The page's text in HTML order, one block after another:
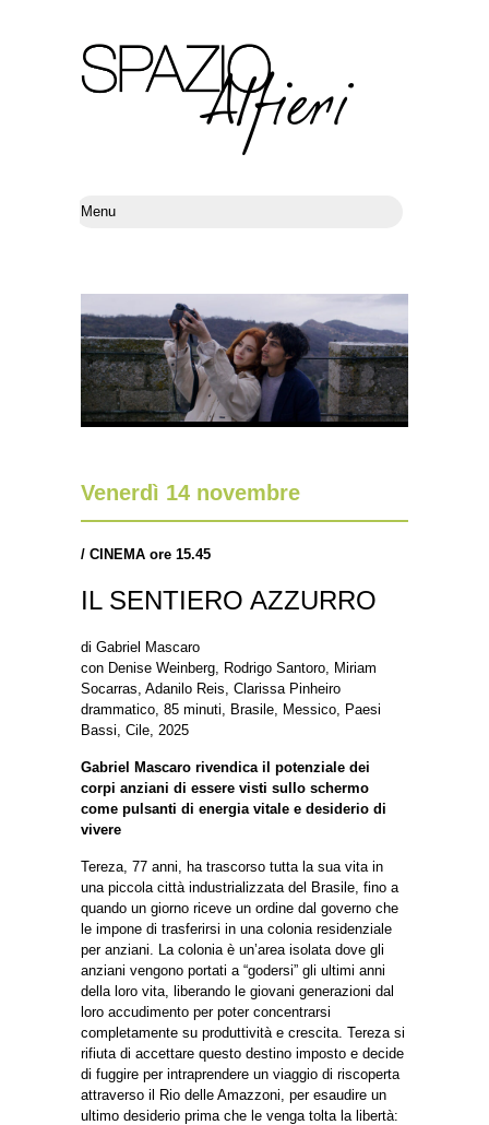
Venerdì 14 novembre
/ CINEMA ore 15.45
IL SENTIERO AZZURRO
di Gabriel Mascaro
con Denise Weinberg, Rodrigo Santoro, Miriam
Socarras, Adanilo Reis, Clarissa Pinheiro
drammatico, 85 minuti, Brasile, Messico, Paesi
Bassi, Cile, 2025
Gabriel Mascaro rivendica il potenziale dei
corpi anziani di essere visti sullo schermo
come pulsanti di energia vitale e desiderio di
vivere
Tereza, 77 anni, ha trascorso tutta la sua vita in
una piccola città industrializzata del Brasile, fino a
quando un giorno riceve un ordine dal governo che
le impone di trasferirsi in una colonia residenziale
per anziani. La colonia è un’area isolata dove gli
anziani vengono portati a “godersi” gli ultimi anni
della loro vita, liberando le giovani generazioni dal
loro accudimento per poter concentrarsi
completamente su produttività e crescita. Tereza si
rifiuta di accettare questo destino imposto e decide
di fuggire per intraprendere un viaggio di riscoperta
attraverso il Rio delle Amazzoni, per esaudire un
ultimo desiderio prima che le venga tolta la libertà: